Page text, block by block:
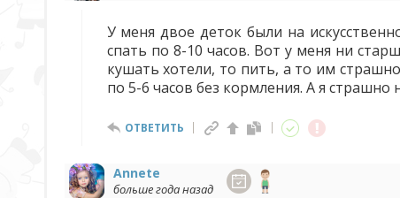
У меня двое деток были на
спать по 8-10 часов. Вот у меня ни
кушать хотели, то пить, а то им
по 5-6 часов без кормления. А я
ОТВЕТИТЬ
Annete
больше года назад